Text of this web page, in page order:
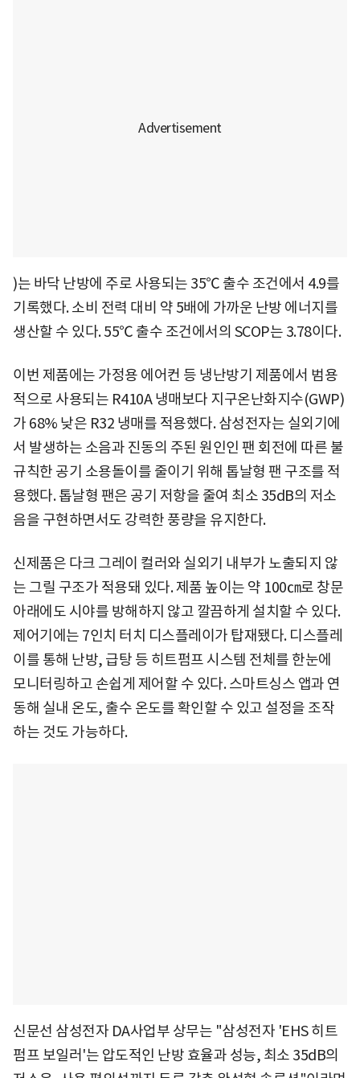
)는 바닥 난방에 주로 사용되는 35℃ 출수 조건에서 4.9를
기록했다. 소비 전력 대비 약 5배에 가까운 난방 에너지를
생산할 수 있다. 55℃ 출수 조건에서의 SCOP는 3.78이다.
이번 제품에는 가정용 에어컨 등 냉난방기 제품에서 범용
적으로 사용되는 R410A 냉매보다 지구온난화지수(GWP)
가 68% 낮은 R32 냉매를 적용했다. 삼성전자는 실외기에
서 발생하는 소음과 진동의 주된 원인인 팬 회전에 따른 불
규칙한 공기 소용돌이를 줄이기 위해 톱날형 팬 구조를 적
용했다. 톱날형 팬은 공기 저항을 줄여 최소 35dB의 저소
음을 구현하면서도 강력한 풍량을 유지한다.
신제품은 다크 그레이 컬러와 실외기 내부가 노출되지 않
는 그릴 구조가 적용돼 있다. 제품 높이는 약 100㎝로 창문
아래에도 시야를 방해하지 않고 깔끔하게 설치할 수 있다.
제어기에는 7인치 터치 디스플레이가 탑재됐다. 디스플레
이를 통해 난방, 급탕 등 히트펌프 시스템 전체를 한눈에
모니터링하고 손쉽게 제어할 수 있다. 스마트싱스 앱과 연
동해 실내 온도, 출수 온도를 확인할 수 있고 설정을 조작
하는 것도 가능하다.
신문선 삼성전자 DA사업부 상무는 "삼성전자 'EHS 히트
펌프 보일러'는 압도적인 난방 효율과 성능, 최소 35dB의